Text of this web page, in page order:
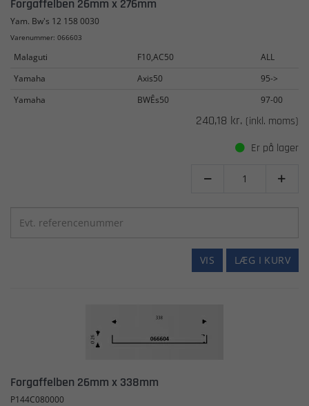
Forgaffelben 26mm x 276mm
Yam. Bw's 12 158 0030
Varenummer: 066603
Malaguti F10,AC50
ALL
Yamaha
Axis50
95->
Yamaha
BWÊs50 97-00
240,18 kr. (inkl. moms)
Er på lager
 
LÆG I KURV
VIS
Forgaffelben 26mm x 338mm
P144C080000